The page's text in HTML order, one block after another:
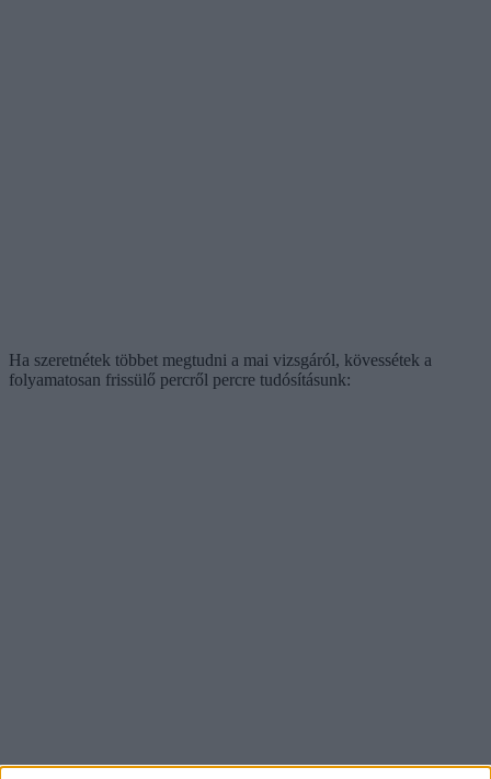
Ha szeretnétek többet megtudni a mai vizsgáról, kövessétek a
folyamatosan frissülő percről percre tudósításunk: